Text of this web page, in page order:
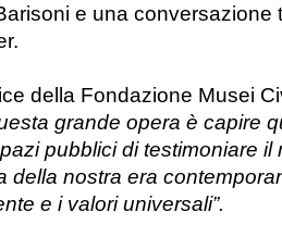
e una conversazione
della Fondazione Musei
grande opera è capire
pubblici di testimoniare il
della nostra era
e i valori universali”.